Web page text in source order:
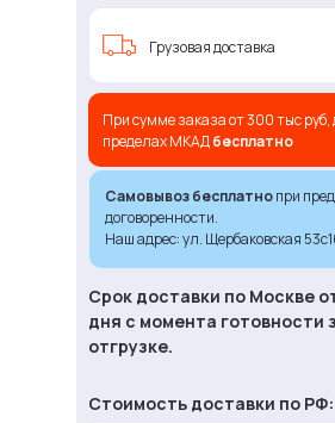
Срок доставки по Москве
дня с момента готовности
отгрузке.
Самовывоз бесплатнопри
договоренности.
Наш адрес: ул. Щербаковская
При сумме заказа от 300 тыс руб,
пределах МКАДбесплатно
Грузовая доставка
Стоимость доставки по РФ: